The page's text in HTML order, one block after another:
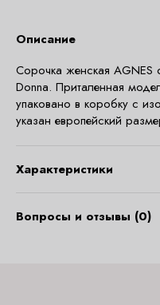
Описание
Сорочка женская AGNES
Donna. Приталенная
упаковано в коробку с
указан европейский
Характеристики
Вопросы и отзывы (0)